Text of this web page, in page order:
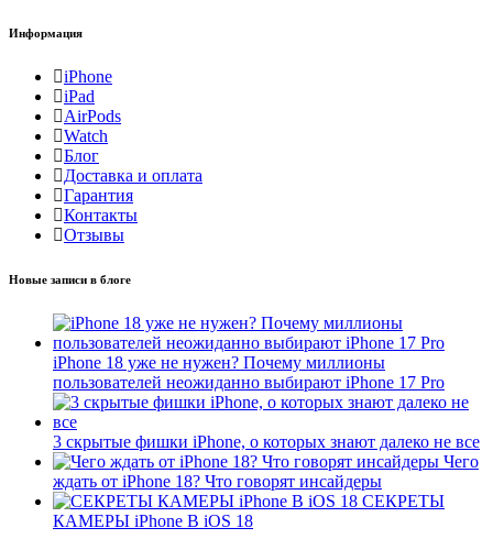
Информация
iPhone
iPad
AirPods
Watch
Блог
Доставка и оплата
Гарантия
Контакты
Отзывы
Новые записи в блоге
iPhone 18 уже не нужен? Почему миллионы
пользователей неожиданно выбирают iPhone 17 Pro
3 скрытые фишки iPhone, о которых знают далеко не все
Чего
ждать от iPhone 18? Что говорят инсайдеры
СЕКРЕТЫ
КАМЕРЫ iPhone В iOS 18